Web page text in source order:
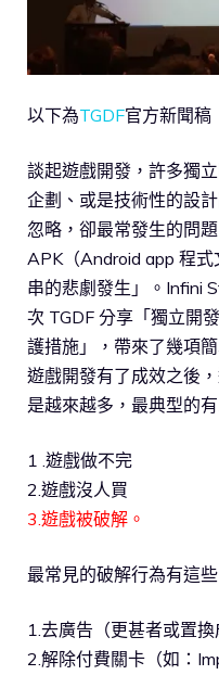
以下為TGDF官方新聞稿
談起遊戲開發，許多獨
企劃、或是技術性的設
忽略，卻最常發生的問
APK（Android app 程
串的悲劇發生」。Infini
次 TGDF 分享「獨立開
護措施」，帶來了幾項
遊戲開發有了成效之後
是越來越多，最典型的
1 .遊戲做不完
2.遊戲沒人買
3.遊戲被破解。
最常見的破解行為有這些
1.去廣告（更甚者或置換
2.解除付費關卡（如：